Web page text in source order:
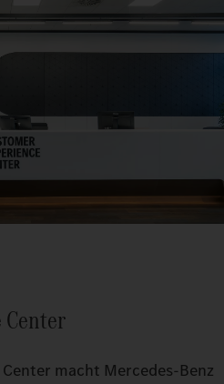
Center
macht Mercedes-Benz